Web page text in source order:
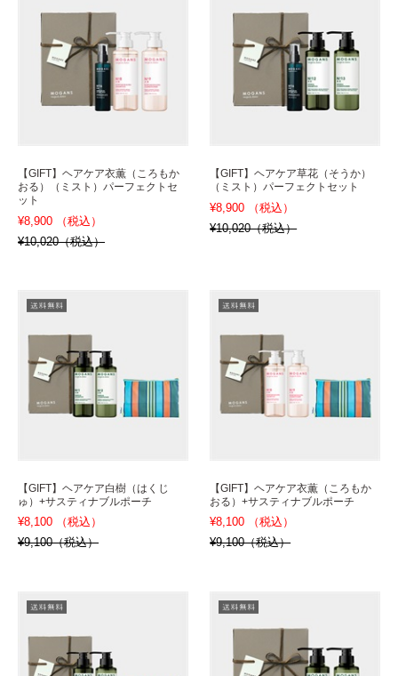
【GIFT】ヘアケア衣薫（ころもか
おる）（ミスト）パーフェクトセ
ット
¥8,900 （税込）
¥10,020（税込）
【GIFT】ヘアケア草花（そうか）
（ミスト）パーフェクトセット
¥8,900 （税込）
¥10,020（税込）
【GIFT】ヘアケア白樹（はくじ
ゅ）+サスティナブルポーチ
¥8,100 （税込）
¥9,100（税込）
【GIFT】ヘアケア衣薫（ころもか
おる）+サスティナブルポーチ
¥8,100 （税込）
¥9,100（税込）